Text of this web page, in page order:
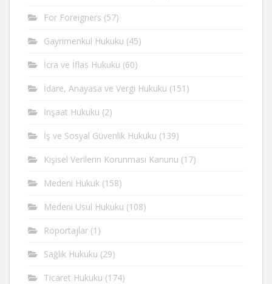
For Foreigners (57)
Gayrimenkul Hukuku (45)
İcra ve İflas Hukuku (60)
İdare, Anayasa ve Vergi Hukuku (151)
İnşaat Hukuku (2)
İş ve Sosyal Güvenlik Hukuku (139)
Kişisel Verilerin Korunması Kanunu (17)
Medeni Hukuk (158)
Medeni Usul Hukuku (108)
Röportajlar (1)
Sağlık Hukuku (29)
Ticaret Hukuku (174)